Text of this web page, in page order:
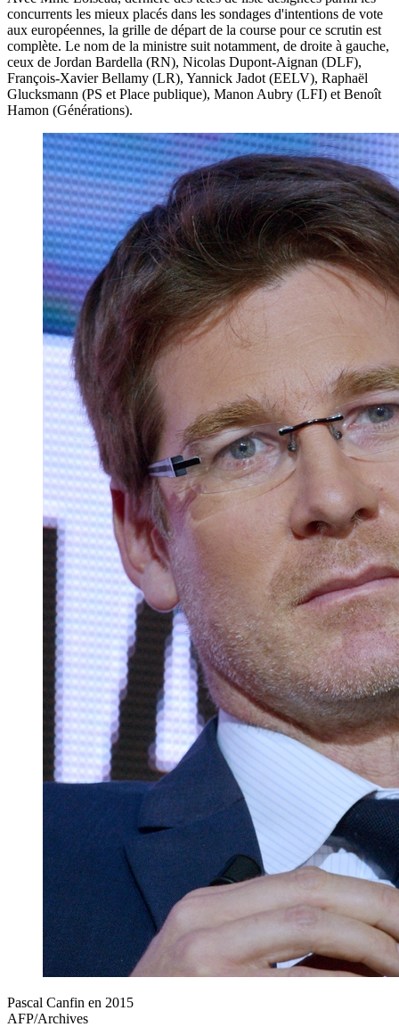
concurrents les mieux placés dans les sondages d'intentions de vote
aux européennes, la grille de départ de la course pour ce scrutin est
complète. Le nom de la ministre suit notamment, de droite à gauche,
ceux de Jordan Bardella (RN), Nicolas Dupont-Aignan (DLF),
François-Xavier Bellamy (LR), Yannick Jadot (EELV), Raphaël
Glucksmann (PS et Place publique), Manon Aubry (LFI) et Benoît
Hamon (Générations).
Pascal Canfin en 2015
AFP/Archives